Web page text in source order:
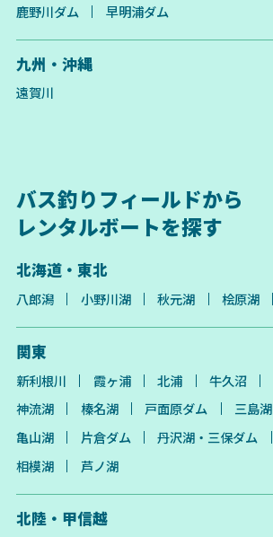
鹿野川ダム
早明浦ダム
九州・沖縄
遠賀川
バス釣りフィールドから
レンタルボートを探す
北海道・東北
八郎潟 小野川湖 秋元湖 桧原湖
関東
新利根川 霞ヶ浦 北浦 牛久沼
神流湖
榛名湖 戸面原ダム 三島湖
亀山湖
片倉ダム 丹沢湖・三保ダム
相模湖
芦ノ湖
北陸・甲信越